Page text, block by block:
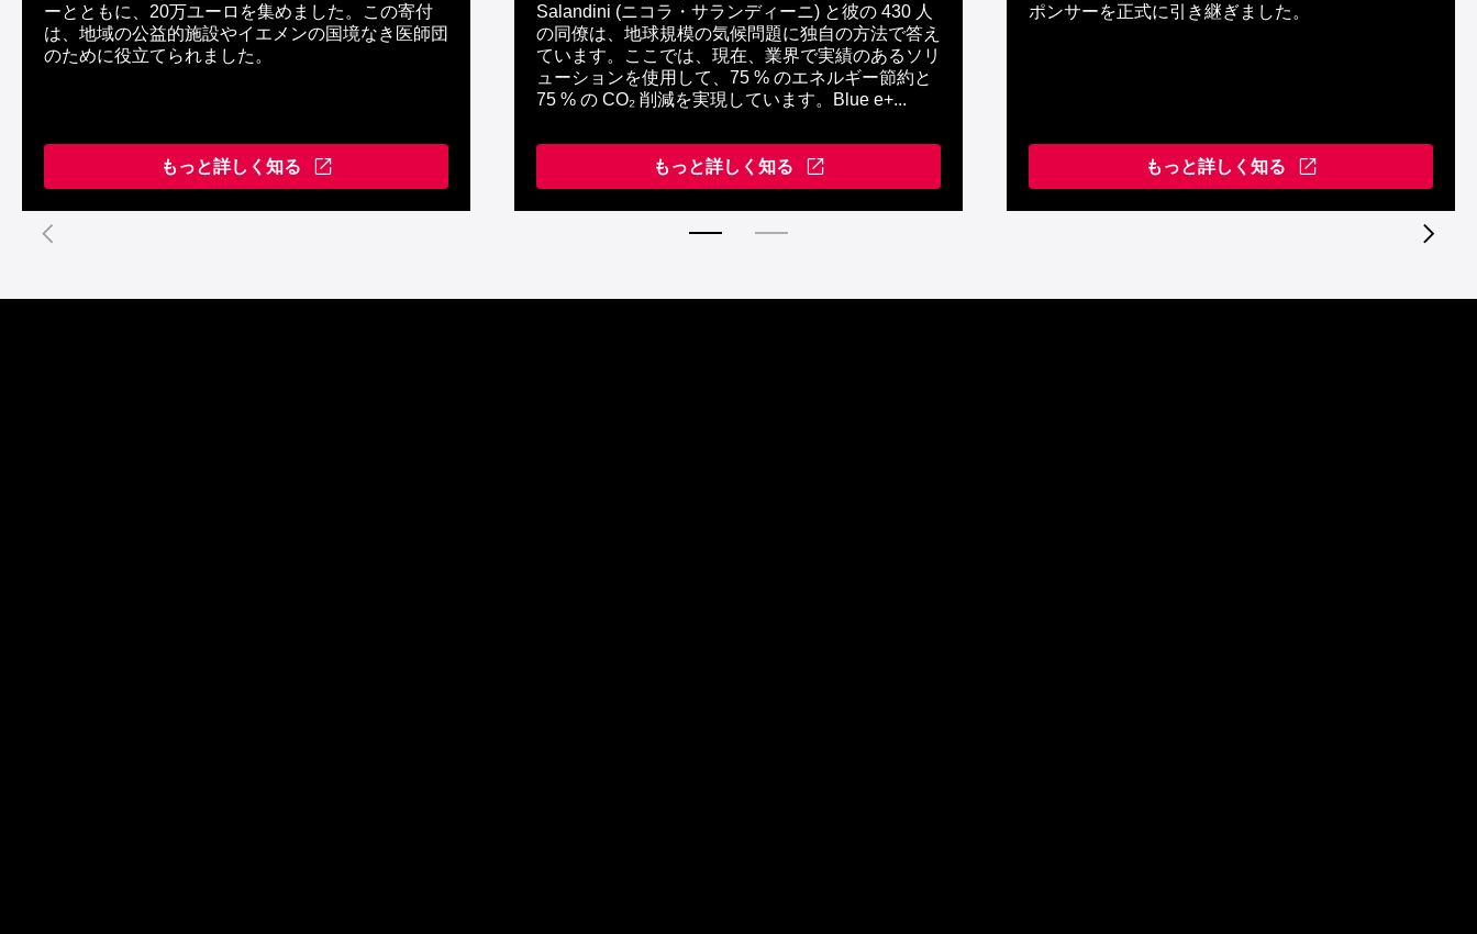
ーとともに、20万ユーロを集めました。この寄付
は、地域の公益的施設やイエメンの国境なき医師団
のために役立てられました。
もっと詳しく知る
Salandini (ニコラ・サランディーニ) と彼の 430 人
の同僚は、地球規模の気候問題に独自の方法で答え
ています。ここでは、現在、業界で実績のあるソリ
ューションを使用して、75 % のエネルギー節約と
75 % の CO₂ 削減を実現しています。Blue e+...
もっと詳しく知る
ポンサーを正式に引き継ぎました。
もっと詳しく知る